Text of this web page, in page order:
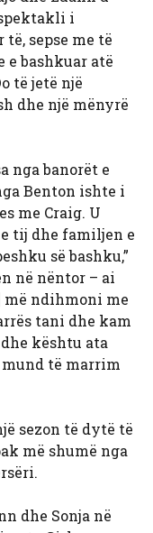
i
të, sepse me të
e bashkuar atë
të jetë një
dhe një mënyrë
nga banorët e
Benton ishte i
me Craig. U
tij dhe familjen e
së bashku,”
në nëntor – ai
ndihmoni me
tani dhe kam
kështu ata
mund të marrim
sezon të dytë të
më shumë nga
dhe Sonja në